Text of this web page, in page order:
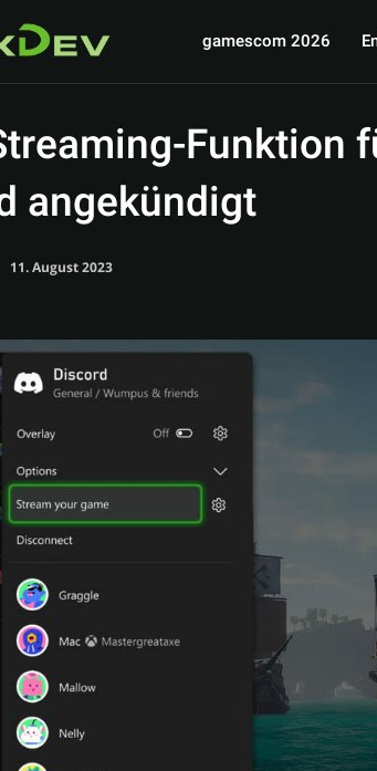
gamescom 2026
Funktion
angekündigt
11. August 2023